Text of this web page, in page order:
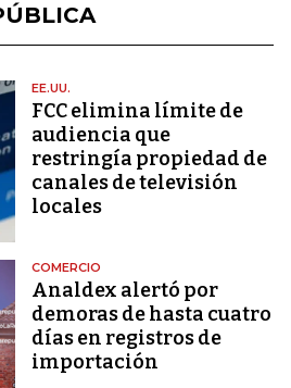
EE.UU.
FCC elimina límite de
audiencia que
restringía propiedad de
canales de televisión
locales
COMERCIO
Analdex alertó por
demoras de hasta cuatro
días en registros de
importación